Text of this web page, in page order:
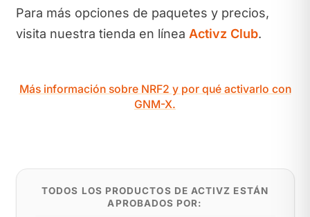
Para más opciones de paquetes y precios,
visita nuestra tienda en línea Activz Club.
Más información sobre NRF2 y por qué activarlo con
GNM-X.
TODOS LOS PRODUCTOS DE ACTIVZ ESTÁN
APROBADOS POR: